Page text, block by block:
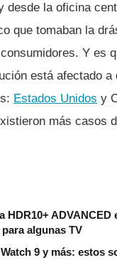
desde la oficina
que tomaban la
Y es
está afectado a
Estados Unidos y
más casos
HDR10+ ADVANCED
algunas TV
9 y más: estos